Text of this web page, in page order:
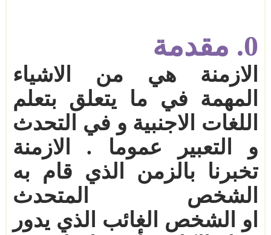
0. مقدمة
الازمنة هي من الاشياء
المهمة في ما يتعلق بتعلم
اللغات الاجنبية و في التحدث
و التعبير عموما
. الازمنة
تخبرنا بالزمن الذي قام به
الشخص
المتحدث
او
الشخص الغائب الذي يدور